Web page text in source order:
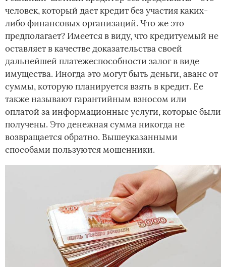
человек, который дает кредит без участия каких-
либо финансовых организаций. Что же это
предполагает? Имеется в виду, что кредитуемый не
оставляет в качестве доказательства своей
дальнейшей платежеспособности залог в виде
имущества. Иногда это могут быть деньги, аванс от
суммы, которую планируется взять в кредит. Ее
также называют гарантийным взносом или
оплатой за информационные услуги, которые были
получены. Это денежная сумма никогда не
возвращается обратно. Вышеуказанными
способами пользуются мошенники.